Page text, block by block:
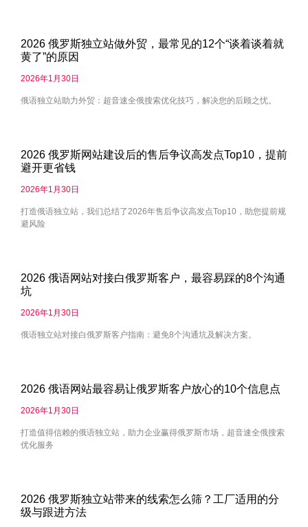
2026 俄罗斯独立站做外贸，最常见的12个“谈着谈着就
黄了”的原因
2026年1月30日
俄语独立站助力外贸：超音速全俄搜索优化技巧，解决您的后顾之忧。
2026 俄罗斯网站建设后的售后争议高发点Top10，提前
避开更省钱
2026年1月30日
打造俄语独立站，我们总结了2026年售后争议高发点Top10，助您提前规
避风险
2026 俄语网站对接白俄罗斯客户，最容易踩的8个沟通
坑
2026年1月30日
俄语独立站对接白俄罗斯客户指南：避免8个沟通坑及解决方案。
2026 俄语网站最容易让俄罗斯客户放心的10个信息点
2026年1月30日
打造值得信赖的俄语独立站，助力企业赢得俄罗斯市场，超音速全俄搜索
优化服务
2026 俄罗斯独立站带来的线索怎么筛？工厂适用的分
级与跟进方法